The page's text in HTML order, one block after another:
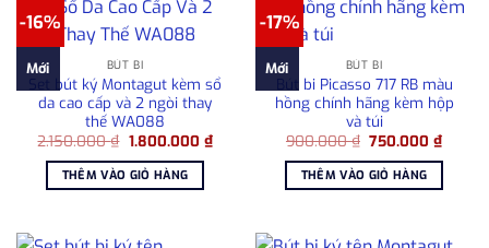
-16%
Mới BÚT BI
Set bút ký Montagut kèm sổ
da cao cấp và 2 ngòi thay
thế WA088
2.150.000₫ Giá
là:
2.150.000 ₫.
1.800.000 ₫Giá
THÊM VÀO GIỎ HÀNG
-17%
Mới BÚT BI
Bút bi Picasso 717 RB màu
hồng chính hãng kèm hộp
và túi
900.000₫ Giá
là:
900.000 ₫.
750.000₫Giá
THÊM VÀO GIỎ HÀNG